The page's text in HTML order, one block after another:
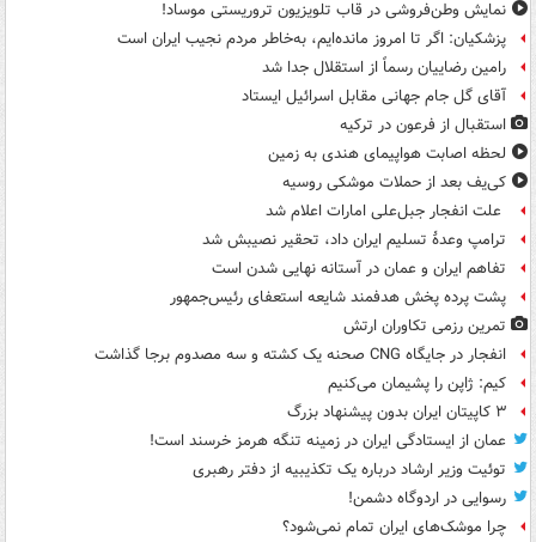
نمایش وطن‌فروشی در قاب تلویزیون تروریستی موساد!
پزشکیان: اگر تا امروز مانده‌ایم، به‌خاطر مردم نجیب ایران است
رامین رضاییان رسماً از استقلال جدا شد
آقای گل جام جهانی مقابل اسرائیل ایستاد
استقبال از فرعون در ترکیه
لحظه اصابت هواپیمای هندی به زمین
کی‌یف بعد از حملات موشکی روسیه
علت انفجار جبل‌علی امارات اعلام شد
ترامپ وعدۀ تسلیم ایران داد، تحقیر نصیبش شد
تفاهم ایران و عمان در آستانه نهایی شدن است
پشت پرده پخش هدفمند شایعه استعفای رئیس‌جمهور
تمرین رزمی تکاوران ارتش
انفجار در جایگاه CNG صحنه یک کشته و سه مصدوم برجا گذاشت
کیم: ژاپن را پشیمان می‌کنیم
۳ کاپیتان ایران بدون پیشنهاد بزرگ
عمان از ایستادگی ایران در زمینه تنگه هرمز خرسند است!
توئیت وزیر ارشاد درباره یک تکذیبیه از دفتر رهبری
رسوایی در اردوگاه دشمن!
چرا موشک‌های ایران تمام نمی‌شود؟